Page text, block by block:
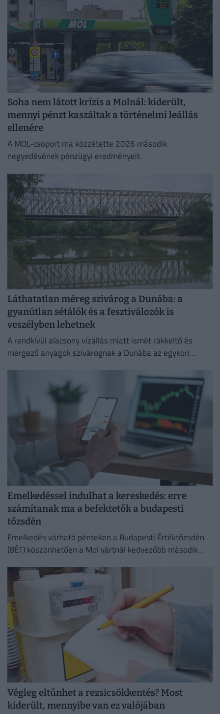
Soha nem látott krízis a Molnál: kiderült,
mennyi pénzt kaszáltak a történelmi leállás
ellenére
A MOL-csoport ma közzétette 2026 második
negyedévének pénzügyi eredményeit.
Láthatatlan méreg szivárog a Dunába: a
gyanútlan sétálók és a fesztiválozók is
veszélyben lehetnek
A rendkívül alacsony vízállás miatt ismét rákkeltő és
mérgező anyagok szivárognak a Dunába az egykori
Emelkedéssel indulhat a kereskedés: erre
számítanak ma a befektetők a budapesti
tőzsdén
Emelkedés várható pénteken a Budapesti Értéktőzsdén
(BÉT) köszönhetően a Mol vártnál kedvezőbb második
elemzője szerint.
Végleg eltűnhet a rezsicsökkentés? Most
kiderült, mennyibe van ez valójában